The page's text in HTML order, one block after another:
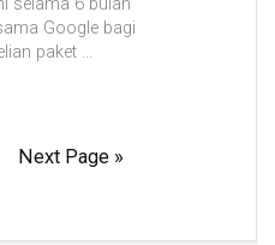
Google bagi
paket ...
Next Page »